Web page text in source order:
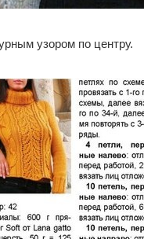
узором по центру.